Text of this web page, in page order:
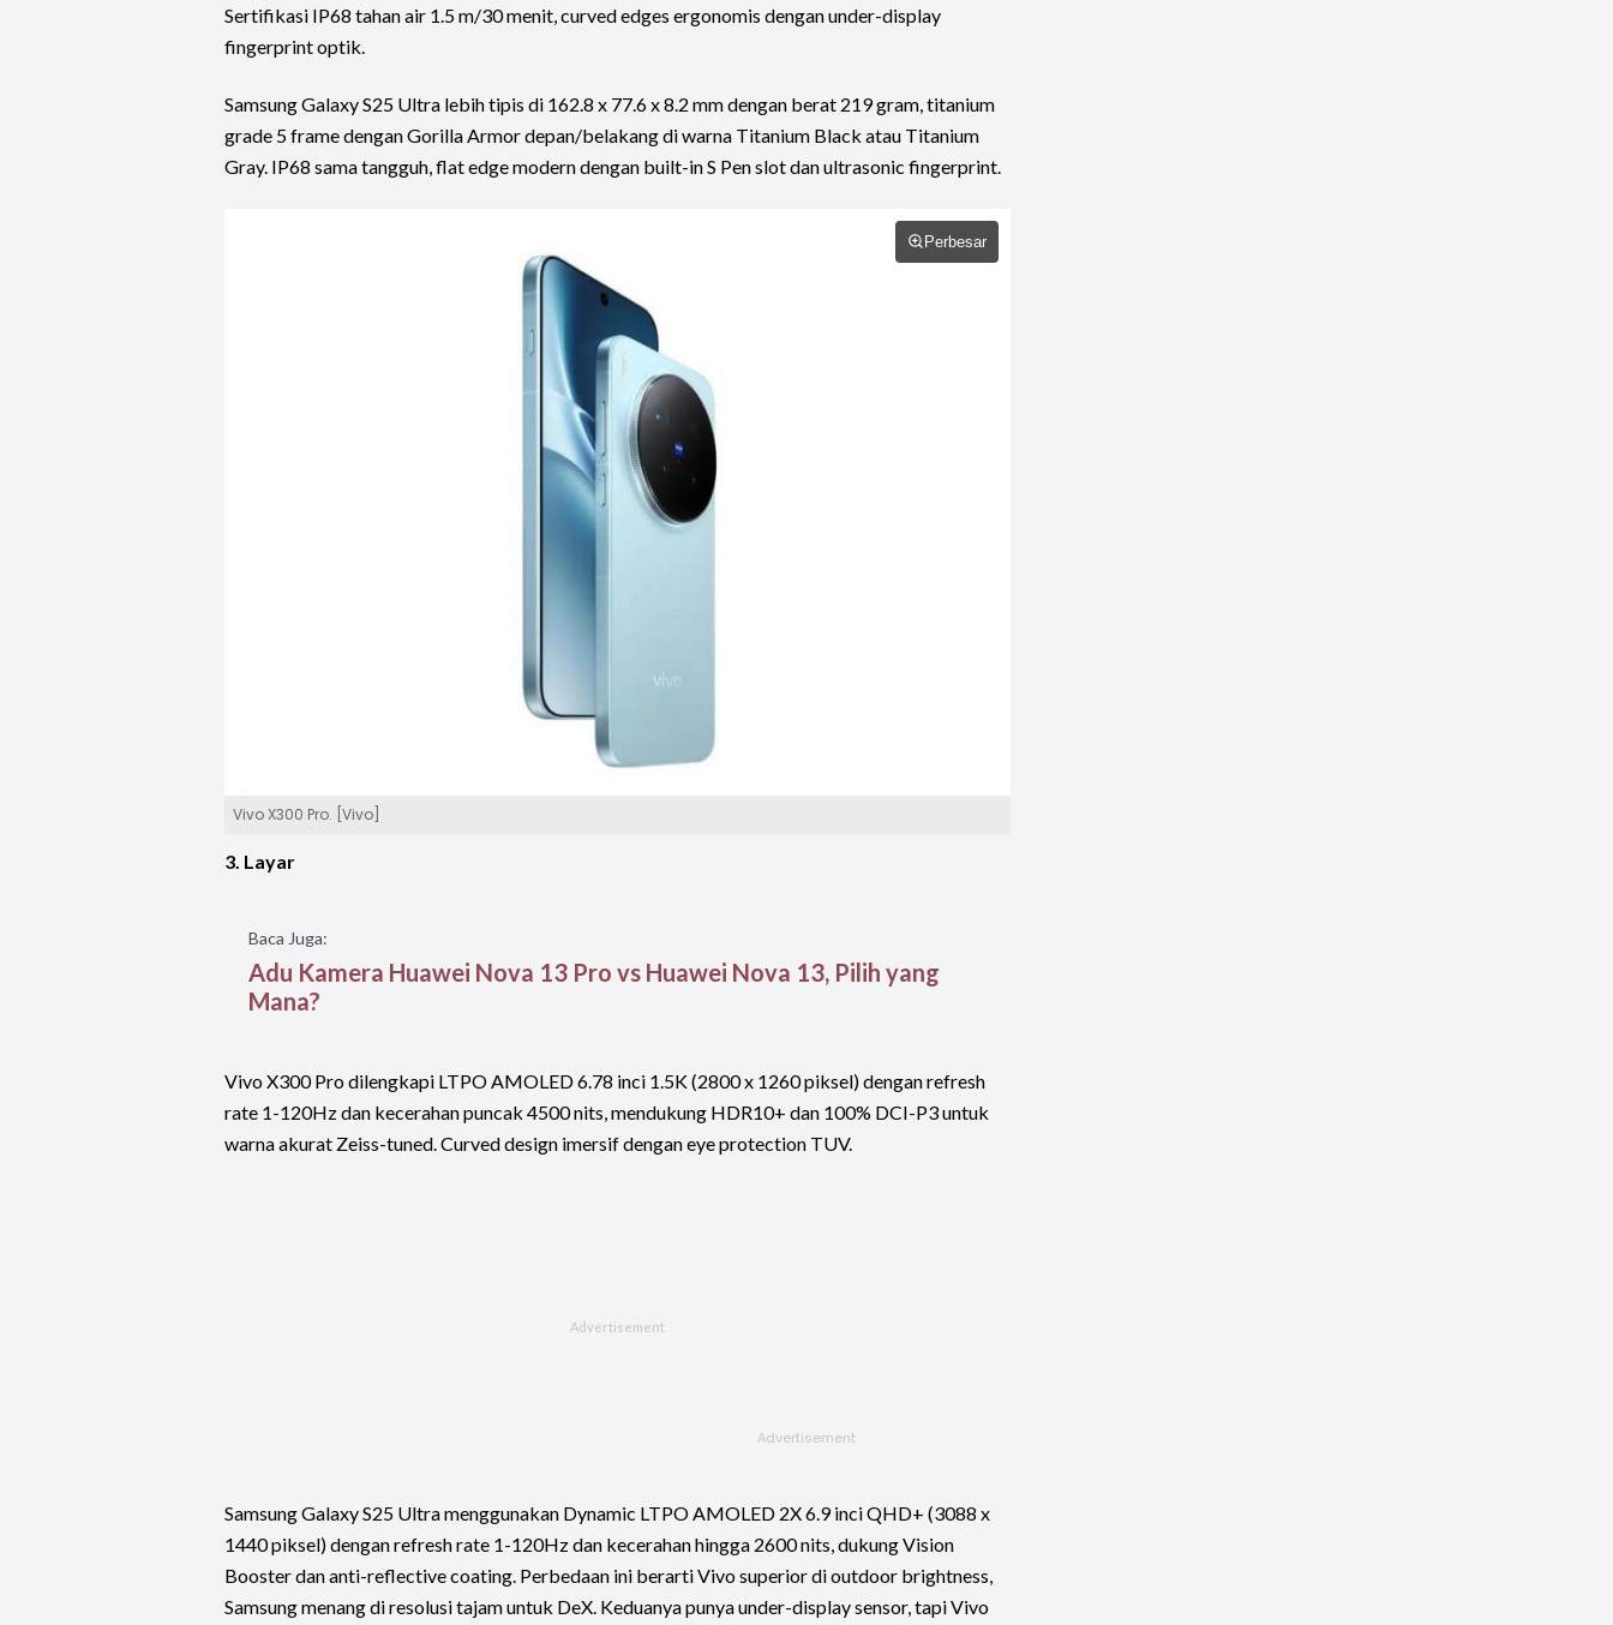
Sertifikasi IP68 tahan air 1.5 m/30 menit, curved edges ergonomis dengan under-display
fingerprint optik.
Samsung Galaxy S25 Ultra lebih tipis di 162.8 x 77.6 x 8.2 mm dengan berat 219 gram, titanium
grade 5 frame dengan Gorilla Armor depan/belakang di warna Titanium Black atau Titanium
Gray. IP68 sama tangguh, flat edge modern dengan built-in S Pen slot dan ultrasonic fingerprint.
Perbesar
Vivo X300 Pro. [Vivo]
3. Layar
Baca Juga:
Adu Kamera Huawei Nova 13 Pro vs Huawei Nova 13, Pilih yang
Mana?
Vivo X300 Pro dilengkapi LTPO AMOLED 6.78 inci 1.5K (2800 x 1260 piksel) dengan refresh
rate 1-120Hz dan kecerahan puncak 4500 nits, mendukung HDR10+ dan 100% DCI-P3 untuk
warna akurat Zeiss-tuned. Curved design imersif dengan eye protection TUV.
Samsung Galaxy S25 Ultra menggunakan Dynamic LTPO AMOLED 2X 6.9 inci QHD+ (3088 x
1440 piksel) dengan refresh rate 1-120Hz dan kecerahan hingga 2600 nits, dukung Vision
Booster dan anti-reflective coating. Perbedaan ini berarti Vivo superior di outdoor brightness,
Samsung menang di resolusi tajam untuk DeX. Keduanya punya under-display sensor, tapi Vivo